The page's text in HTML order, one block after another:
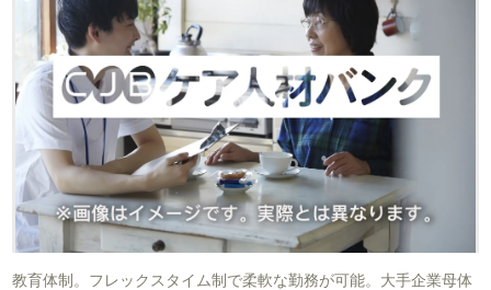
教育体制。フレックスタイム制で柔軟な勤務が可能。大手企業母体